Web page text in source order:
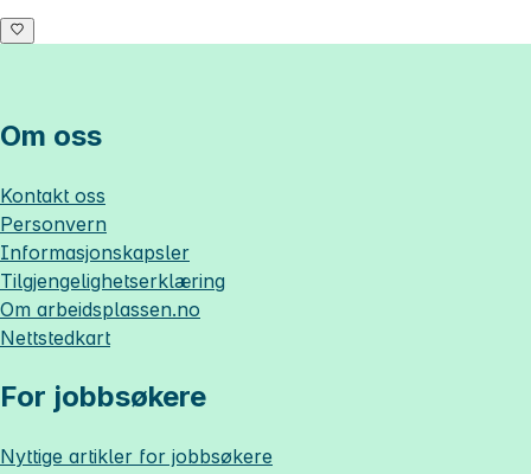
Om oss
Kontakt oss
Personvern
Informasjonskapsler
Tilgjengelighetserklæring
Om arbeidsplassen.no
Nettstedkart
For jobbsøkere
Nyttige artikler for jobbsøkere